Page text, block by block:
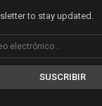
to stay updated.
SUSCRIBIR